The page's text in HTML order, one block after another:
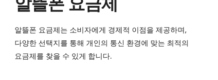
알뜰폰 요금제는 소비자에게 경제적 이점을 제공하며,
다양한 선택지를 통해 개인의 통신 환경에 맞는 최적의
요금제를 찾을 수 있게 합니다.